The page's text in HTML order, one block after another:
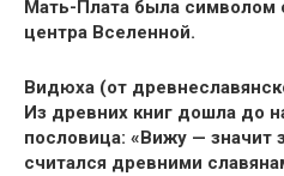
Мать-Плата была символом
центра Вселенной.
Видюха (от
Из древних книг дошла до
пословица: «Вижу — значит
считался древними